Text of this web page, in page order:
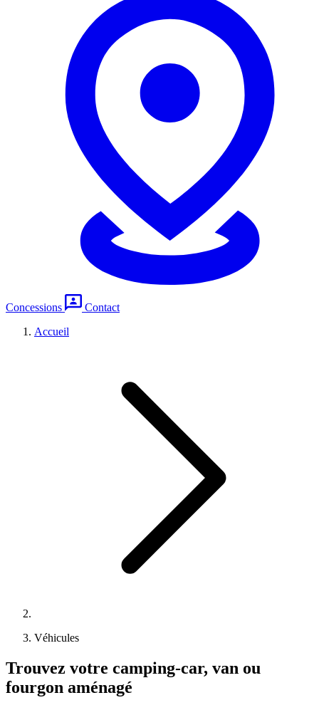
Concessions
Contact
Accueil
Véhicules
Trouvez votre camping-car, van ou
fourgon aménagé